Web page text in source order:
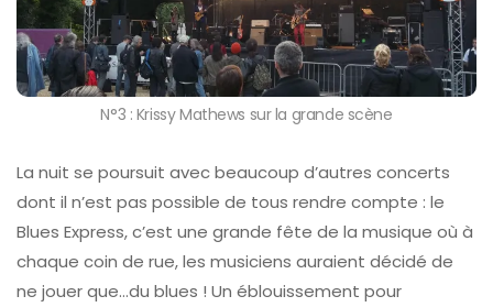
N°3 : Krissy Mathews sur la grande scène
La nuit se poursuit avec beaucoup d’autres concerts
dont il n’est pas possible de tous rendre compte : le
Blues Express, c’est une grande fête de la musique où à
chaque coin de rue, les musiciens auraient décidé de
ne jouer que…du blues ! Un éblouissement pour